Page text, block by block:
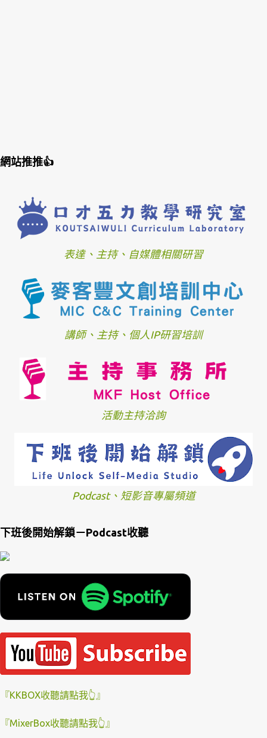
網站推推👍
表達、主持、自媒體相關研習
講師、主持、個人IP研習培訓
活動主持洽詢
Podcast、短影音專屬頻道
下班後開始解鎖－Podcast收聽
『KKBOX收聽請點我👆』
『MixerBox收聽請點我👆』